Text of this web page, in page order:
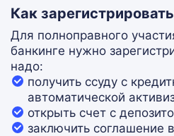
Как
Для полноправного
банкинге нужно
надо:
получить ссуду с
автоматической
открыть счет с
заключить соглашение